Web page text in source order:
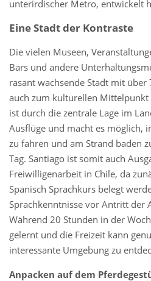
unterirdischer Metro, entwickelt
Eine Stadt der Kontraste
Die vielen Museen,
Bars und andere
rasant wachsende Stadt mit
auch zum kulturellen Mittelpunkt
ist durch die zentrale Lage im
Ausflüge und macht es möglich,
zu fahren und am Strand baden
Tag. Santiago ist somit auch
Freiwilligenarbeit in Chile, da
Spanisch Sprachkurs belegt
Sprachkenntnisse vor Antritt der
Während 20 Stunden in der
gelernt und die Freizeit kann
interessante Umgebung zu
Anpacken auf dem